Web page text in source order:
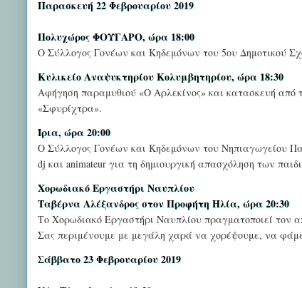
Παρασκευή 22 Φεβρουαρίου 2019
Πολυχώρος ΦΟΥΓΑΡΟ, ώρα 18:00
Ο Σύλλογος Γονέων και Κηδεμόνων του 5ου Δημοτικού
Κυλικείο Αναψυκτηρίου Κολυμβητηρίου, ώρα 18:30
Αφήγηση παραμυθιού «Ο Αρλεκίνος» και κατασκευή
«Σφυρίχτρα».
Ίρια, ώρα 20:00
Ο Σύλλογος Γονέων και Κηδεμόνων του Νηπιαγωγείου
dj και animateur για τη δημιουργική απασχόληση των
Χορωδιακό Εργαστήρι Ναυπλίου
Ταβέρνα Αλέξανδρος στον Προφήτη Ηλία, ώρα 20:30
Το Χορωδιακό Εργαστήρι Ναυπλίου πραγματοποιεί τον
Σας περιμένουμε με μεγάλη χαρά να χορέψουμε, να
Σάββατο 23 Φεβρουαρίου 2019